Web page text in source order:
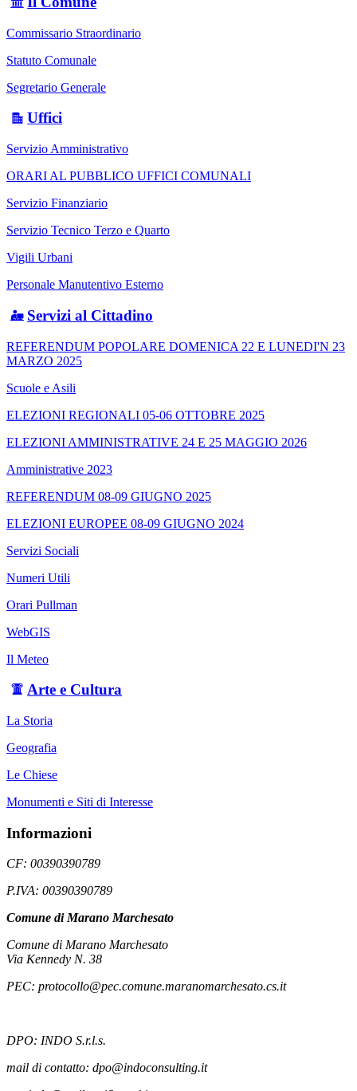
Commissario Straordinario
Statuto Comunale
Segretario Generale
Uffici
Servizio Amministrativo
ORARI AL PUBBLICO UFFICI COMUNALI
Servizio Finanziario
Servizio Tecnico Terzo e Quarto
Vigili Urbani
Personale Manutentivo Esterno
Servizi al Cittadino
REFERENDUM POPOLARE DOMENICA 22 E LUNEDI'N 23
MARZO 2025
Scuole e Asili
ELEZIONI REGIONALI 05-06 OTTOBRE 2025
ELEZIONI AMMINISTRATIVE 24 E 25 MAGGIO 2026
Amministrative 2023
REFERENDUM 08-09 GIUGNO 2025
ELEZIONI EUROPEE 08-09 GIUGNO 2024
Servizi Sociali
Numeri Utili
Orari Pullman
WebGIS
Il Meteo
Arte e Cultura
La Storia
Geografia
Le Chiese
Monumenti e Siti di Interesse
Informazioni
CF: 00390390789
P.IVA: 00390390789
Comune di Marano Marchesato
Comune di Marano Marchesato
Via Kennedy N. 38
PEC: protocollo@pec.comune.maranomarchesato.cs.it
DPO: INDO S.r.l.s.
mail di contatto: dpo@indoconsulting.it